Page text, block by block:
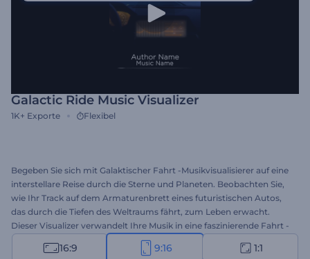
Galactic Ride Music Visualizer
1K+ Exporte Flexibel
Begeben Sie sich mit Galaktischer Fahrt -Musikvisualisierer auf eine
interstellare Reise durch die Sterne und Planeten. Beobachten Sie,
wie Ihr Track auf dem Armaturenbrett eines futuristischen Autos,
das durch die Tiefen des Weltraums fährt, zum Leben erwacht.
Dieser Visualizer verwandelt Ihre Musik in eine faszinierende Fahrt -
perfekt für elektronische Musik, Techno, Ambient, Chillwave und
andere Genres. Laden Sie Ihren Titel hoch, geben Sie Künstler- und
16:9 9:16 1:1